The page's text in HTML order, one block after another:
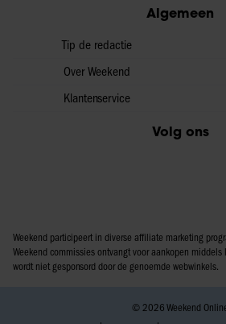
partners kunnen deze gegevens
verzameld op basis van uw gebruik
gaat akkoord met onze cookies als
Algemeen
Tip de redactie
Over Weekend
Klantenservice
Volg ons
Weekend participeert in diverse affiliate marketing
Weekend commissies ontvangt voor aankopen
wordt niet gesponsord door de genoemde webwinkels.
© 2026 Weekend